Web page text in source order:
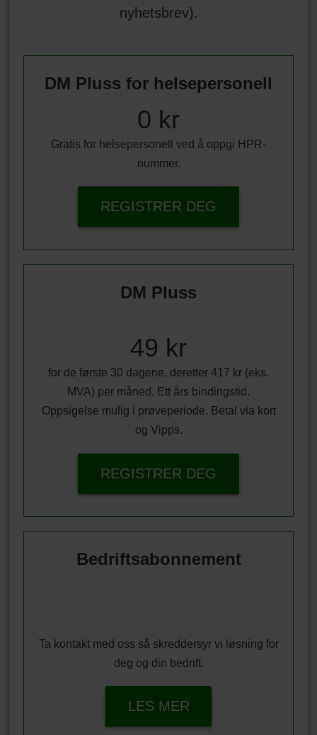
nyhetsbrev).
DM Pluss for helsepersonell
0 kr
Gratis for helsepersonell ved å oppgi HPR-
nummer.
REGISTRER DEG
DM Pluss
49 kr
for de første 30 dagene, deretter 417 kr (eks.
MVA) per måned. Ett års bindingstid.
Oppsigelse mulig i prøveperiode. Betal via kort
og Vipps.
REGISTRER DEG
Bedriftsabonnement
Ta kontakt med oss så skreddersyr vi løsning for
deg og din bedrift.
LES MER